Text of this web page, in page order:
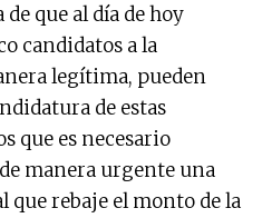
que al día de hoy
candidatos a la
legítima, pueden
de estas
que es necesario
manera urgente una
rebaje el monto de la